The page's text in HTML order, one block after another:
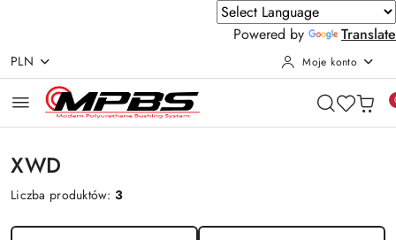
Powered by
Translate
Przejdź do treści głównej
Przejdź do wyszukiwarki
Przejdź do moje konto
Przejdź do menu głównego
Przejdź do stopki
PLN Moje konto
XWD
Liczba produktów:3